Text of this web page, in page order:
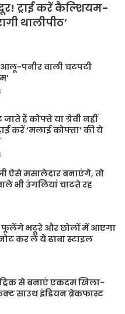
ट्राई करें कैल्शियम-
थालीपीठ’
आलू-पनीर वाली चटपटी
हैं कोफ्ते या ग्रेवी नहीं
करें ‘मलाई कोफ्ता’ की ये
ऐसे मसालेदार बनाएंगे, तो
भी उंगलियां चाटते रह
फूलेंगे भटूरे और छोलों में आएगा
कर लें ये ढाबा स्टाइल
से बनाएं एकदम खिला-
साउथ इंडियन ब्रेकफास्ट